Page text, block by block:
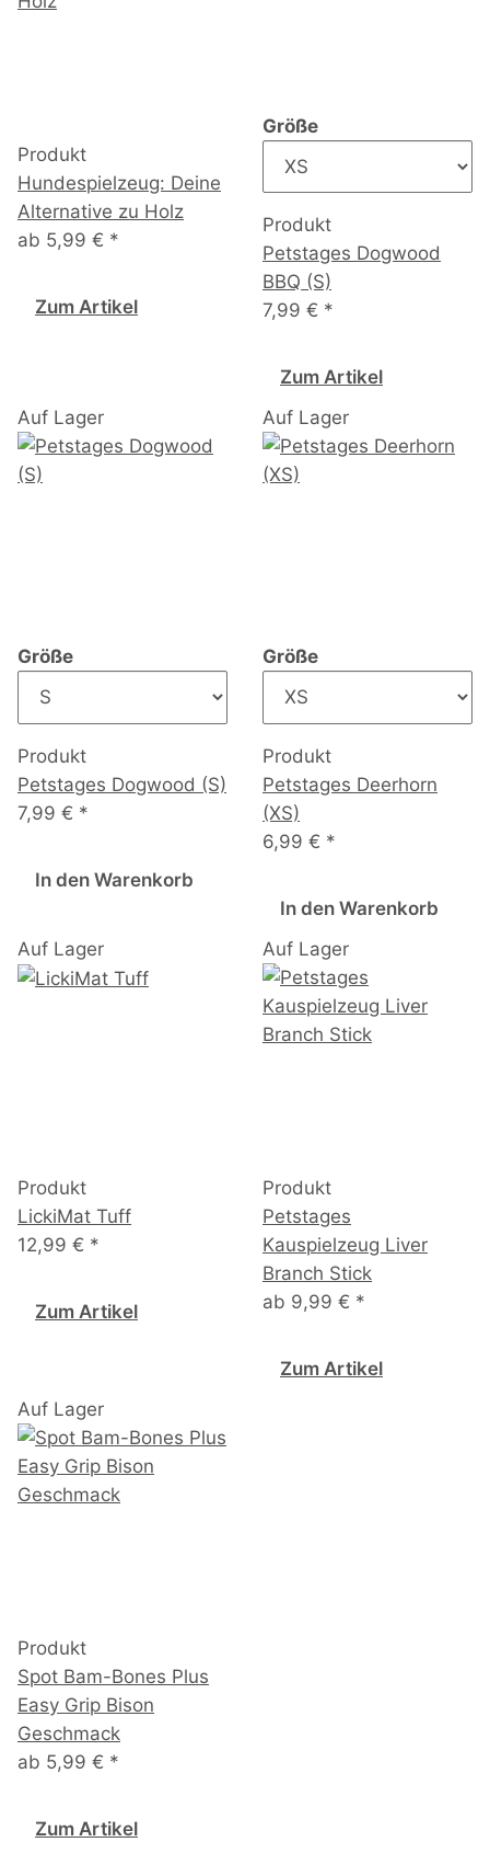
Produkt
Hundespielzeug: Deine
Alternative zu Holz
ab 5,99 € *
Zum Artikel
Größe
Produkt
Petstages Dogwood
BBQ (S)
7,99 € *
Zum Artikel
Auf Lager
Größe
Produkt
Petstages Dogwood (S)
7,99 € *
In den Warenkorb
Auf Lager
Größe
Produkt
Petstages Deerhorn
(XS)
6,99 € *
In den Warenkorb
Auf Lager
Produkt
LickiMat Tuff
12,99 € *
Zum Artikel
Auf Lager
Produkt
Petstages
Kauspielzeug Liver
Branch Stick
ab 9,99 € *
Zum Artikel
Auf Lager
Produkt
Spot Bam-Bones Plus
Easy Grip Bison
Geschmack
ab 5,99 € *
Zum Artikel